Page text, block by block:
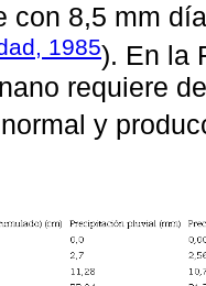
con 8,5 mm día
1985). En la
requiere
y